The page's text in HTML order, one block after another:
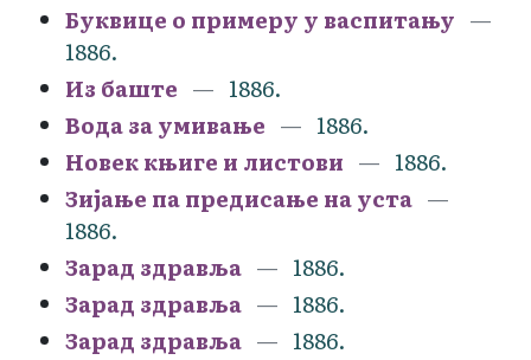
Буквице о примеру у васпитању
1886.
Из баште
1886.
Вода за умивање
1886.
Новек књиге и листови
1886.
Зијање па предисање на уста
1886.
Зарад здравља
1886.
Зарад здравља
1886.
Зарад здравља
1886.